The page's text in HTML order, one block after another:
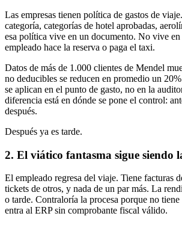
Las empresas tienen política de gastos de
categoría, categorías de hotel aprobadas,
esa política vive en un documento. No vive
empleado hace la reserva o paga el taxi.
Datos de más de 1.000 clientes de Mendel
no deducibles se reducen en promedio un
se aplican en el punto de gasto, no en la
diferencia está en dónde se pone el control:
después.
Después ya es tarde.
2. El viático fantasma sigue siendo
El empleado regresa del viaje. Tiene facturas
tickets de otros, y nada de un par más. La
o tarde. Contraloría la procesa porque no
entra al ERP sin comprobante fiscal válido.